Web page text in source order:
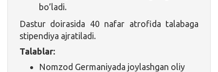
bo’ladi.
Dastur doirasida 40 nafar atrofida talabaga
stipendiya ajratiladi.
Talablar:
Nomzod Germaniyada joylashgan oliy